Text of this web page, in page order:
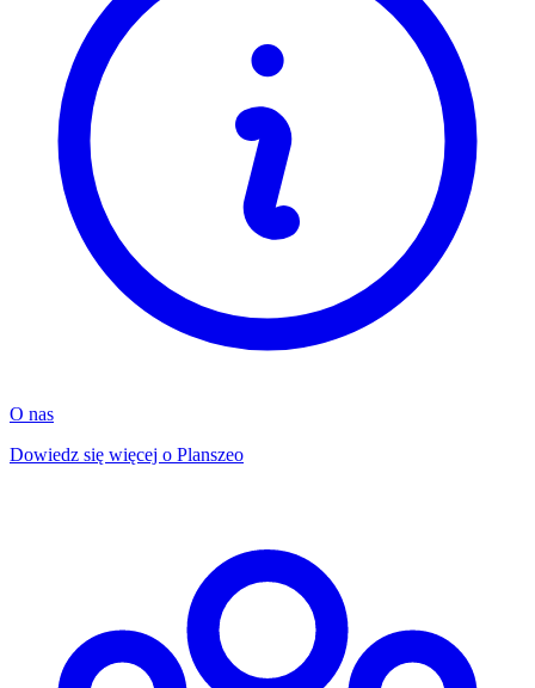
O nas
Dowiedz się więcej o Planszeo